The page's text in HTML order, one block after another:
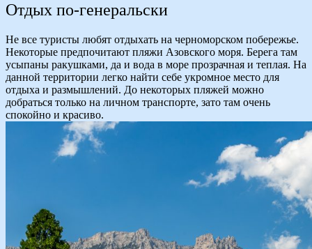
Отдых по-генеральски
Не все туристы любят отдыхать на черноморском побережье.
Некоторые предпочитают пляжи Азовского моря. Берега там
усыпаны ракушками, да и вода в море прозрачная и теплая. На
данной территории легко найти себе укромное место для
отдыха и размышлений. До некоторых пляжей можно
добраться только на личном транспорте, зато там очень
спокойно и красиво.